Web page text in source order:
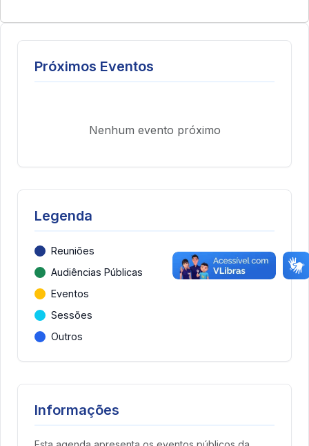
Próximos Eventos
Nenhum evento próximo
Legenda
Reuniões
Audiências Públicas
Eventos
Sessões
Outros
Informações